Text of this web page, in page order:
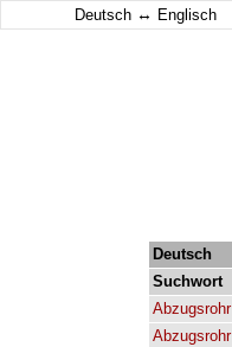
Deutsch ↔ Englisch
Deutsch
Suchwort
Abzugsrohr
Abzugsrohr